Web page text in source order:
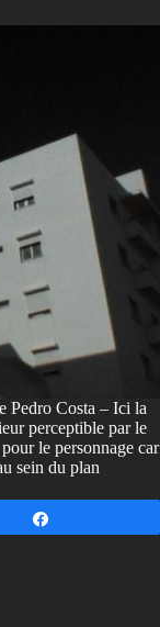
Pedro Costa – Ici la
perceptible par le
le personnage car
sein du plan